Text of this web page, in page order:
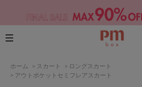
ホーム > スカート > ロングスカート
> アウトポケットセミフレアスカート